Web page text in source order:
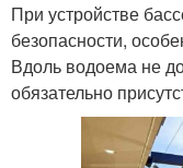
При устройстве
безопасности,
Вдоль водоема не
обязательно